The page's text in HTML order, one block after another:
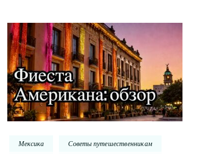
Мексика Советы путешественникам